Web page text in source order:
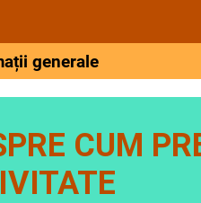
generale
CUM